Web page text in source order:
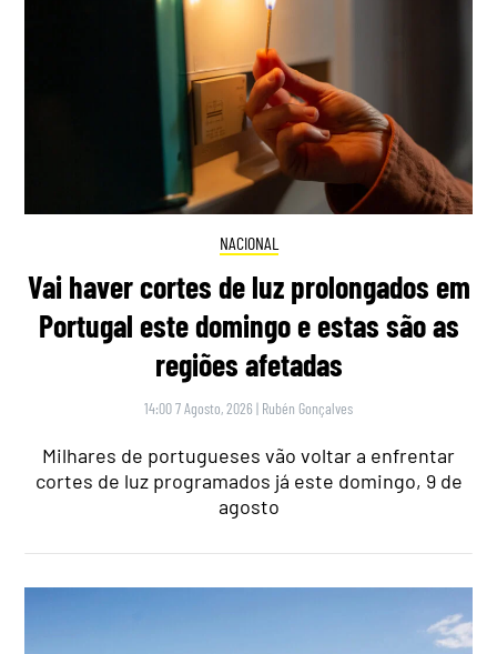
NACIONAL
Vai haver cortes de luz prolongados em
Portugal este domingo e estas são as
regiões afetadas
14:00 7 Agosto, 2026 | Rubén Gonçalves
Milhares de portugueses vão voltar a enfrentar
cortes de luz programados já este domingo, 9 de
agosto